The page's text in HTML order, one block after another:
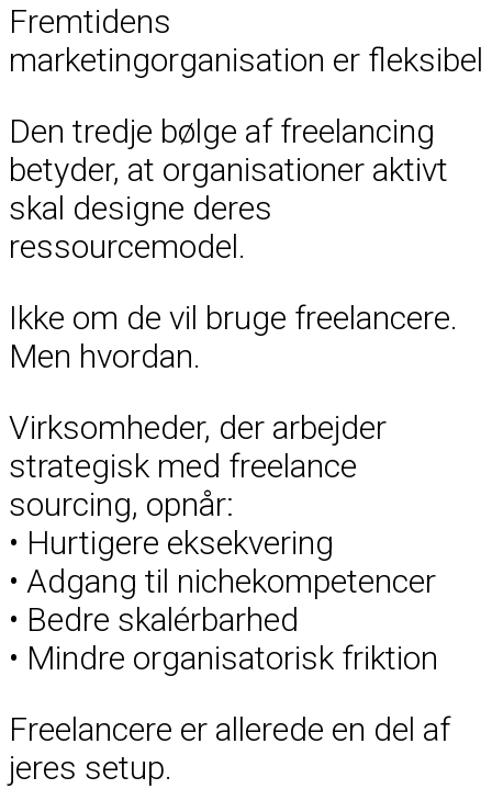
Fremtidens
marketingorganisation er fleksibel
Den tredje bølge af freelancing
betyder, at organisationer aktivt
skal designe deres
ressourcemodel.
Ikke om de vil bruge freelancere.
Men hvordan.
Virksomheder, der arbejder
strategisk med freelance
sourcing, opnår:
• Hurtigere eksekvering
• Adgang til nichekompetencer
• Bedre skalérbarhed
• Mindre organisatorisk friktion
Freelancere er allerede en del af
jeres setup.